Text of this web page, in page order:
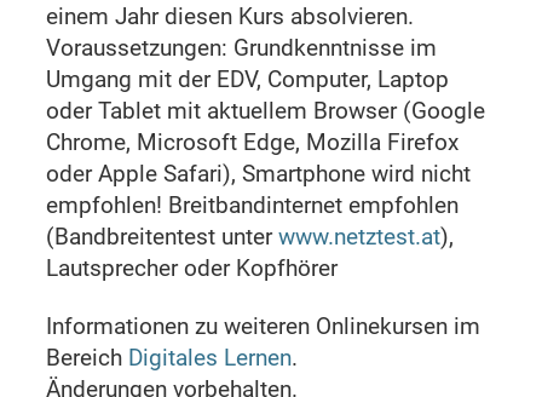
einem Jahr diesen Kurs absolvieren.
Voraussetzungen: Grundkenntnisse im
Umgang mit der EDV, Computer, Laptop
oder Tablet mit aktuellem Browser (Google
Chrome, Microsoft Edge, Mozilla Firefox
oder Apple Safari), Smartphone wird nicht
empfohlen! Breitbandinternet empfohlen
(Bandbreitentest unterwww.netztest.at),
Lautsprecher oder Kopfhörer
Informationen zu weiteren Onlinekursen im
Bereich Digitales Lernen.
Änderungen vorbehalten.